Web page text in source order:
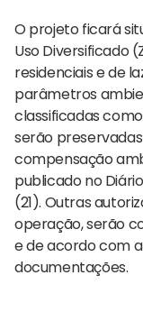
O projeto ficará
Uso Diversificado
residenciais e de
parâmetros
classificadas
serão
compensação
publicado no
(21). Outras
operação, serão
e de acordo com
documentações.